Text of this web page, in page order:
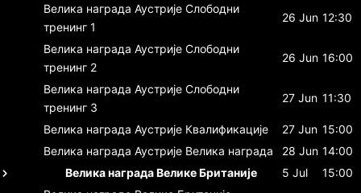
Велика награда Аустрије Слободни
тренинг 1
26 Jun 12:30
Велика награда Аустрије Слободни
тренинг 2
26 Jun 16:00
Велика награда Аустрије Слободни
тренинг 3
27 Jun 11:30
Велика награда Аустрије Квалификације 27 Jun 15:00
Велика награда Аустрије Велика награда 28 Jun 14:00
Велика награда Велике Британије
5 Jul
15:00